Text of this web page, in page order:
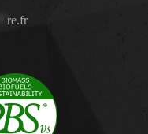
re.fr